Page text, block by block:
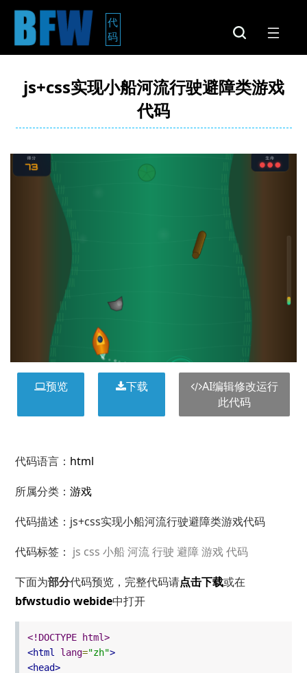
代
码
js+css实现小船河流行驶避障类游戏
代码
预览 下载
AI编辑修改运行
此代码
代码语言： html
所属分类： 游戏
代码描述：js+css实现小船河流行驶避障类游戏代码
代码标签： js css 小船河流行驶 避障游戏 代码
下面为部分代码预览，完整代码请点击下载或在
bfwstudio webide中打开
<!DOCTYPE html>
<html
lang="zh">
<head>